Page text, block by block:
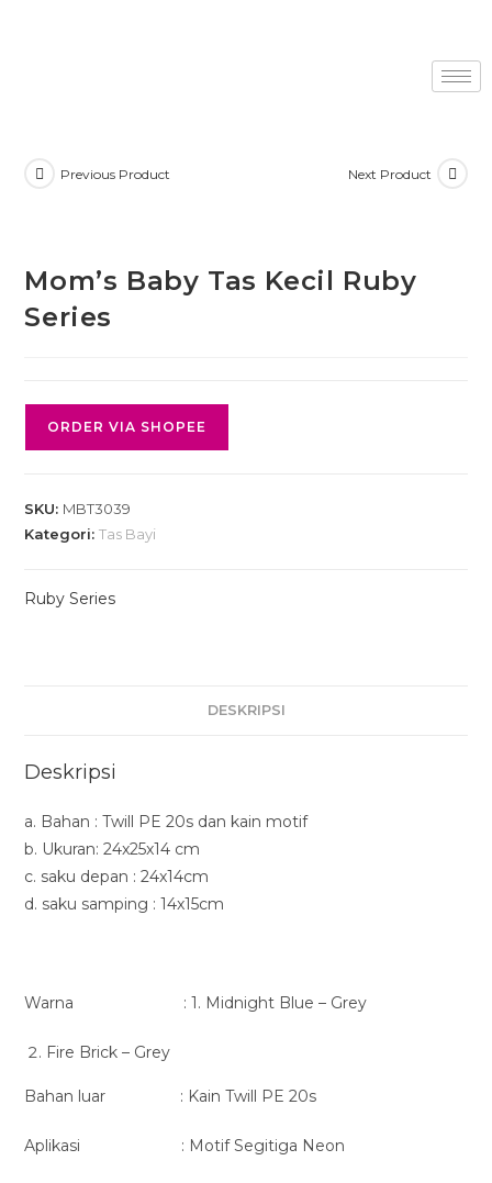
Previous Product Next Product
Mom’s Baby Tas Kecil Ruby
Series
ORDER VIA SHOPEE
SKU: MBT3039
Kategori:Tas Bayi
Ruby Series
DESKRIPSI
Deskripsi
a. Bahan : Twill PE 20s dan kain motif
b. Ukuran: 24x25x14 cm
c. saku depan : 24x14cm
d. saku samping : 14x15cm
Warna : 1. Midnight Blue – Grey
Fire Brick – Grey
Bahan luar : Kain Twill PE 20s
Aplikasi : Motif Segitiga Neon